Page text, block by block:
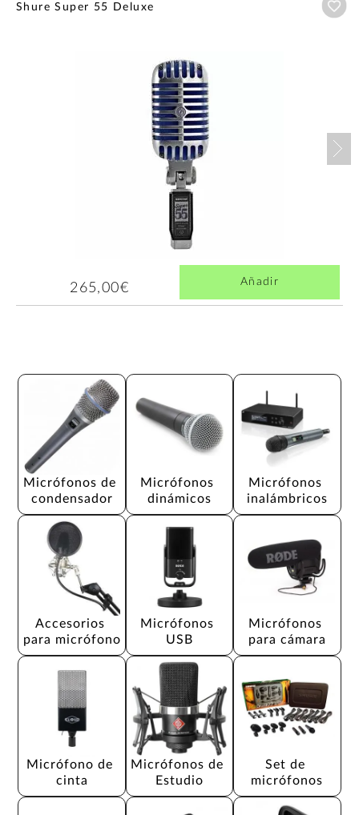
Shure Super 55 Deluxe
265,00€ Añadir
Micrófonos de
condensador
Micrófonos
dinámicos
Micrófonos
inalámbricos
Accesorios
para micrófono
Micrófonos
USB
Micrófonos
para cámara
Micrófono de
cinta
Micrófonos de
Estudio
Set de
micrófonos